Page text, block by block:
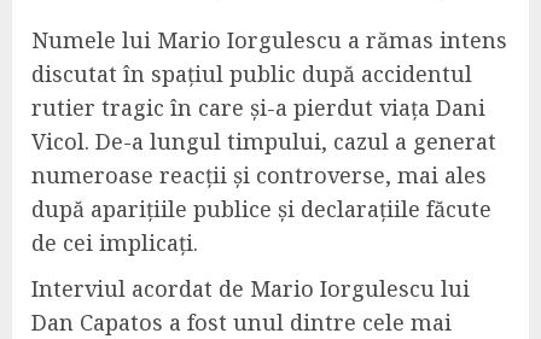
Numele lui Mario Iorgulescu a rămas intens
discutat în spațiul public după accidentul
rutier tragic în care și-a pierdut viața Dani
Vicol. De-a lungul timpului, cazul a generat
numeroase reacții și controverse, mai ales
după aparițiile publice și declarațiile făcute
de cei implicați.
Interviul acordat de Mario Iorgulescu lui
Dan Capatos a fost unul dintre cele mai